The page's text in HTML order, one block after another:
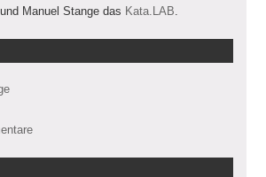
Manuel Stange das Kata.LAB.